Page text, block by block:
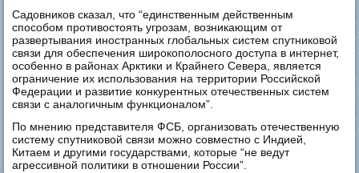
Садовников сказал, что “единственным действенным
способом противостоять угрозам, возникающим от
развертывания иностранных глобальных систем спутниковой
связи для обеспечения широкополосного доступа в интернет,
особенно в районах Арктики и Крайнего Севера, является
ограничение их использования на территории Российской
Федерации и развитие конкурентных отечественных систем
связи с аналогичным функционалом”.
По мнению представителя ФСБ, организовать отечественную
систему спутниковой связи можно совместно с Индией,
Китаем и другими государствами, которые “не ведут
агрессивной политики в отношении России”.